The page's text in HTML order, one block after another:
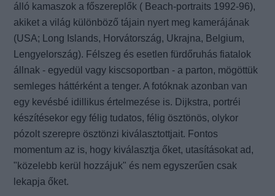
álló kamaszok a főszereplők ( Beach-portraits 1992-96),
akiket a világ különböző tájain nyert meg kamerájának
(USA; Long Islands, Horvátország, Ukrajna, Belgium,
Lengyelország). Félszeg és esetlen fürdőruhás fiatalok
állnak - egyedül vagy kiscsoportban - a parton, mögöttük
semleges háttérként a tenger. A fotóknak azonban van
egy kevésbé idillikus értelmezése is. Dijkstra, portréi
készítésekor egy félig tudatos, félig ösztönös, olykor
pózolt szerepre ösztönzi kiválasztottjait. Fontos
momentum az is, hogy kiválasztja őket, utasításokat ad,
"közelebb kerül hozzájuk" és nem egyszerűen csak
lekapja őket.